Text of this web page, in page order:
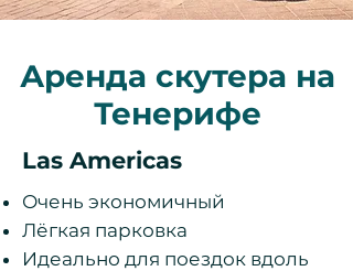
Аренда скутера на
Тенерифе
Las Americas
Очень экономичный
Лёгкая парковка
Идеально для поездок вдоль